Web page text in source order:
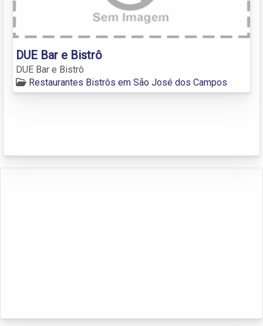
DUE Bar e Bistrô
DUE Bar e Bistrô
Restaurantes Bistrôs em São José dos Campos